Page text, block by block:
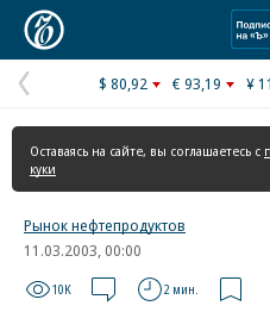
Предыдущая
страница
$ 80,92 € 93,19 ¥
Оставаясь на сайте, вы соглашаетесь с
куки
Рынок нефтепродуктов
11.03.2003, 00:00
10K 2 мин.